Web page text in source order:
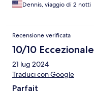
Dennis, viaggio di 2 notti
Recensione verificata
10/10 Eccezionale
21 lug 2024
Traduci con Google
Parfait